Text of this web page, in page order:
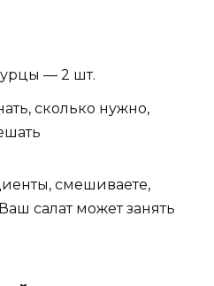
— 2 шт.
сколько нужно,
смешиваете,
салат может занять